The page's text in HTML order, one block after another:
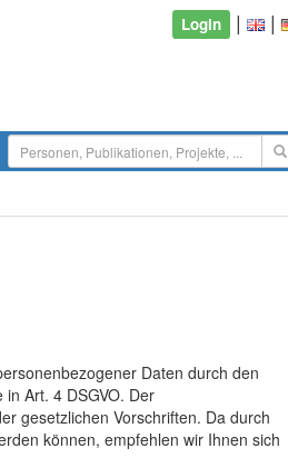
Login | |
Daten durch den
Art. 4 DSGVO. Der
gesetzlichen Vorschriften. Da durch
können, empfehlen wir Ihnen sich